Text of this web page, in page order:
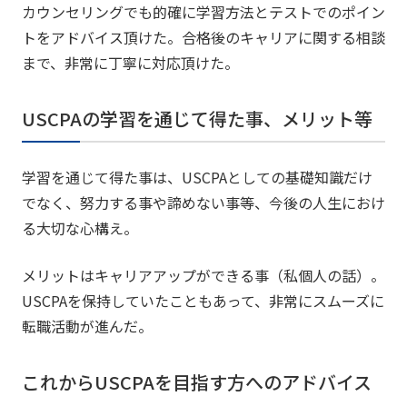
カウンセリングでも的確に学習方法とテストでのポイン
トをアドバイス頂けた。合格後のキャリアに関する相談
まで、非常に丁寧に対応頂けた。
USCPAの学習を通じて得た事、メリット等
学習を通じて得た事は、USCPAとしての基礎知識だけ
でなく、努力する事や諦めない事等、今後の人生におけ
る大切な心構え。
メリットはキャリアアップができる事（私個人の話）。
USCPAを保持していたこともあって、非常にスムーズに
転職活動が進んだ。
これからUSCPAを目指す方へのアドバイス